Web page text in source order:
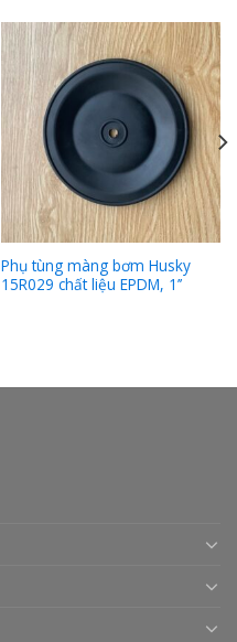
Phụ tùng màng bơm Husky
15R029 chất liệu EPDM, 1’’